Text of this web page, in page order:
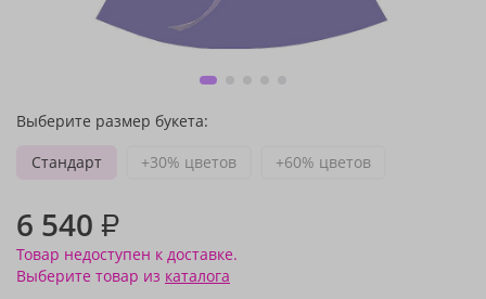
Выберите размер букета:
Стандарт
+30% цветов +60% цветов
6 540 ₽
Товар недоступен к доставке.
Выберите товар из каталога